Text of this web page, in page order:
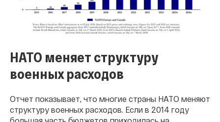
НАТО меняет структуру
военных расходов
Отчет показывает, что многие страны НАТО меняют
структуру военных расходов. Если в 2014 году
большая часть бюджетов приходилась на